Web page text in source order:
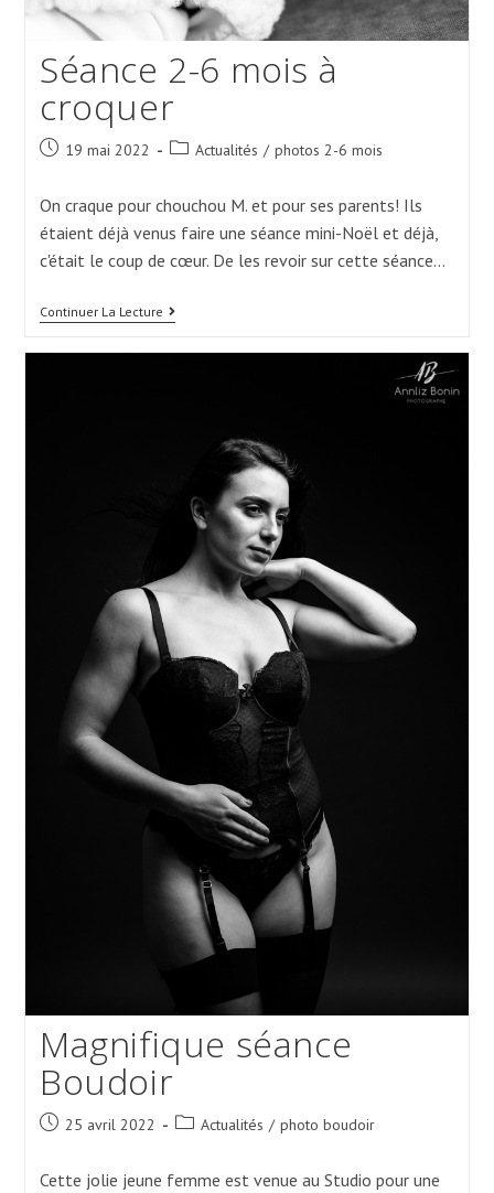
Séance 2-6 mois à
croquer
Post 19 mai 2022
Post Actualités / photos 2-6 mois
On craque pour chouchou M. et pour ses parents! Ils
étaient déjà venus faire une séance mini-Noël et déjà,
c'était le coup de cœur. De les revoir sur cette séance…
Continuer La LectureSéance
2-
Magnifique séance
Boudoir
Post 25 avril 2022
Post Actualités / photo boudoir
Cette jolie jeune femme est venue au Studio pour une